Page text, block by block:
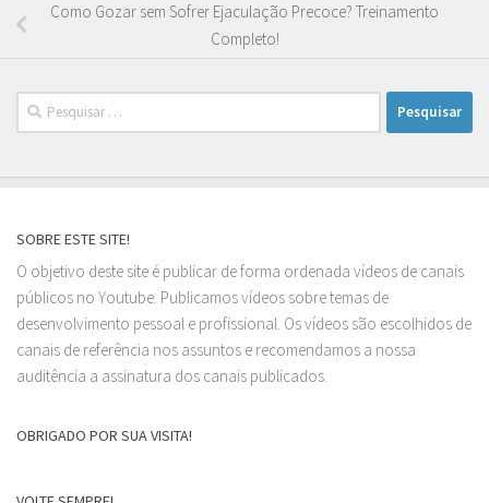
Como Gozar sem Sofrer Ejaculação Precoce? Treinamento
Completo!
Pesquisar
por:
SOBRE ESTE SITE!
O objetivo deste site é publicar de forma ordenada vídeos de canais
públicos no Youtube. Publicamos vídeos sobre temas de
desenvolvimento pessoal e profissional. Os vídeos são escolhidos de
canais de referência nos assuntos e recomendamos a nossa
auditência a assinatura dos canais publicados.
OBRIGADO POR SUA VISITA!